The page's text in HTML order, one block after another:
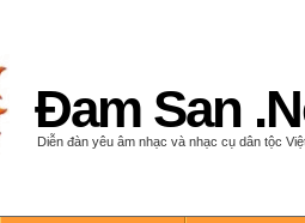
Đam San
Diễn đàn yêu âm nhạc và nhạc cụ dân tộc